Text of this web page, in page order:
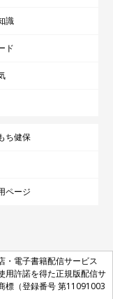
識
ド
ち健保
ページ
・電子書籍配信サービス
用許諾を得た正規版配信サ
標（登録番号 第11091003